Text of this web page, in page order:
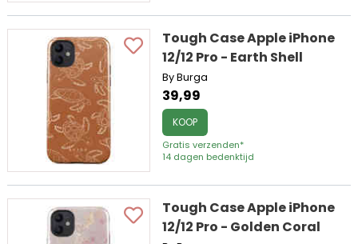
Tough Case Apple iPhone
12/12 Pro - Earth Shell
By Burga
39,99
KOOP
Gratis verzenden*
14 dagen bedenktijd
Tough Case Apple iPhone
12/12 Pro - Golden Coral